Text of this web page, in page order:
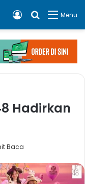
Menu
Cari apa,
Log In
Hadirkan
Baca